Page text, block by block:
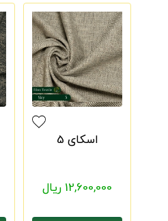
اسکای 5
12,600,000 ریال